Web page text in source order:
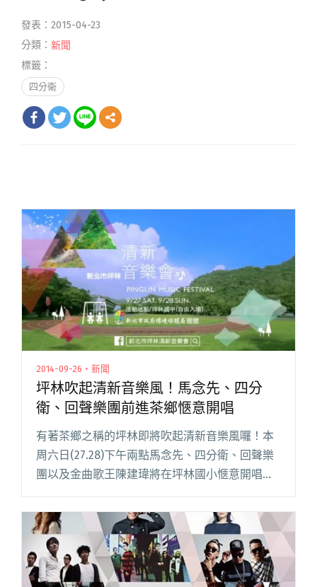
發表：2015-04-23
分類： 新聞
標籤：
四分衛
2014-09-26・新聞
坪林吹起清新音樂風！馬念先、四分
衛、回聲樂團前進茶鄉愜意開唱
有著茶鄉之稱的坪林即將吹起清新音樂風囉！本
周六日(27.28)下午兩點馬念先、四分衛、回聲樂
團以及金曲歌王陳建瑋將在坪林國小愜意開唱，
活動全程免費，周末逃離城市生活，相約坪林喝
好茶聽好樂！ 由新北市政府環境保護局主辦的
「坪林清新音樂節」，將閱讀全文 "坪林吹起清
新音樂風！馬念先、四分衛、回聲樂團前進茶鄉
愜意開唱"